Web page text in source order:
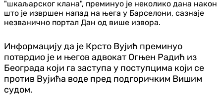
"шкаљарског клана", преминуо је неколико дана након
што је извршен напад на њега у Барселони, сазнаје
незванично портал Дан од више извора.
Информацију да је Крсто Вујић преминуо
потврдио је и његов адвокат Огњен Радић из
Београда који га заступа у поступцима који се
против Вујића воде пред подгоричким Вишим
судом.